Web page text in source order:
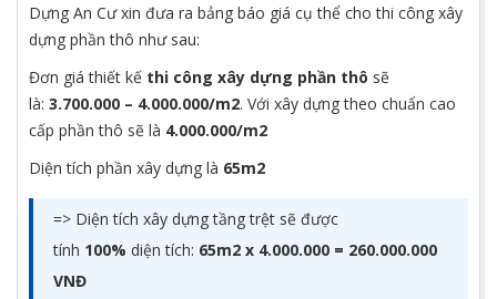
Dựng An Cư xin đưa ra bảng báo giá cụ thể cho thi công xây
dựng phần thô như sau:
Đơn giá thiết kế thi công xây dựng phần thô sẽ
là: 3.700.000 – 4.000.000/m2. Với xây dựng theo chuẩn cao
cấp phần thô sẽ là 4.000.000/m2
Diện tích phần xây dựng là 65m2
=> Diện tích xây dựng tầng trệt sẽ được
tính 100% diện tích: 65m2 x 4.000.000 = 260.000.000
VNĐ